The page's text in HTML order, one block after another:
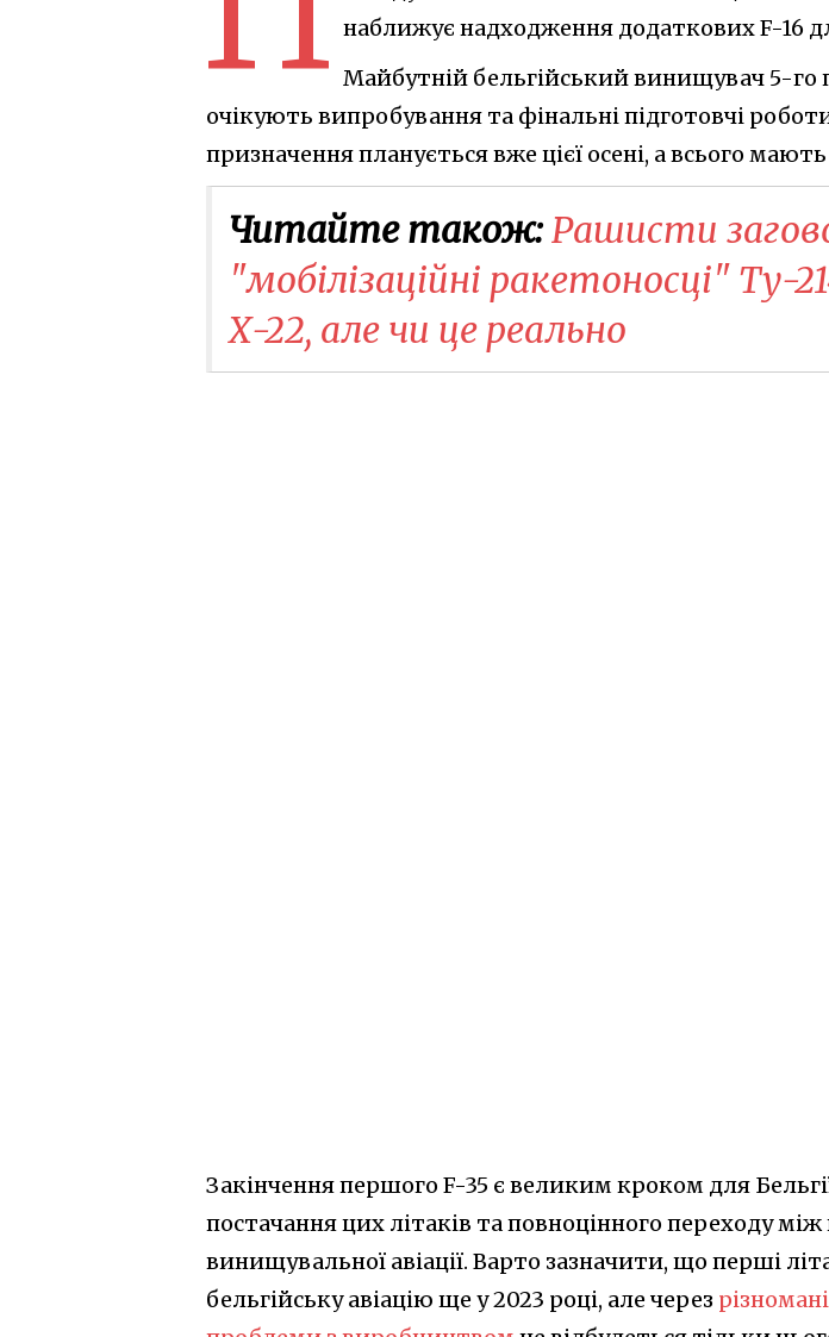
наближує надходження додаткових F-16
Майбутній бельгійський винищувач 5-го
очікують випробування та фінальні підготовчі
призначення планується вже цієї осені, а всього
Читайте також:Рашисти
"мобілізаційні ракетоносці" Ту-
Х-22, але чи це реально
Закінчення першого F-35 є великим кроком для
постачання цих літаків та повноцінного переходу
винищувальної авіації. Варто зазначити, що перші
бельгійську авіацію ще у 2023 році, але через